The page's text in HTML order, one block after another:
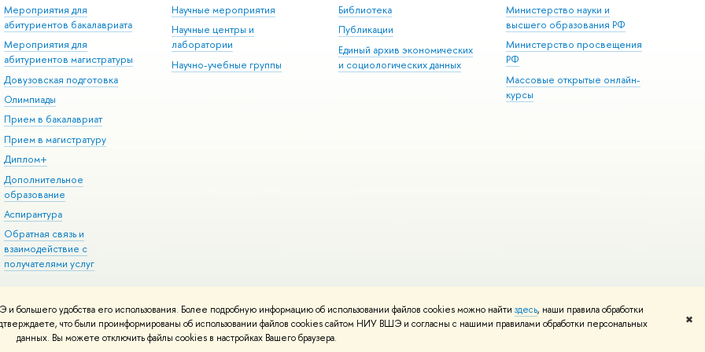
удобства его использования. Более подробную информацию об использовании файлов cookies можно найти здесь, наши правила обработки
что были проинформированы об использовании файлов cookies сайтом НИУ ВШЭ и согласны с нашими правилами обработки персональных
данных. Вы можете отключить файлы cookies в настройках Вашего браузера.
✖
Мероприятия для
абитуриентов бакалавриата
Мероприятия для
абитуриентов магистратуры
Довузовская подготовка
Олимпиады
Прием в бакалавриат
Прием в магистратуру
Диплом+
Дополнительное
образование
Аспирантура
Обратная связь и
взаимодействие с
получателями услуг
Научные мероприятия
Научные центры и
лаборатории
Научно-учебные группы
Библиотека
Публикации
Единый архив экономических
и социологических данных
Министерство науки и
высшего образования РФ
Министерство просвещения
РФ
Массовые открытые онлайн-
курсы
Редактору
Условия использования материалов Политика конфиденциальности Карта сайта
вШколе дизайна НИУ ВШЭ